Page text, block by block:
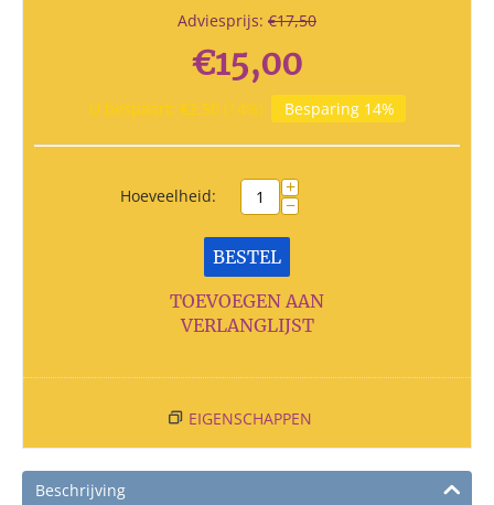
Adviesprijs: €17,50
€15,00
U bespaart: €2,50 (14%) Besparing 14%
Hoeveelheid: +
−
BESTEL
TOEVOEGEN AAN
VERLANGLIJST
EIGENSCHAPPEN
Beschrijving